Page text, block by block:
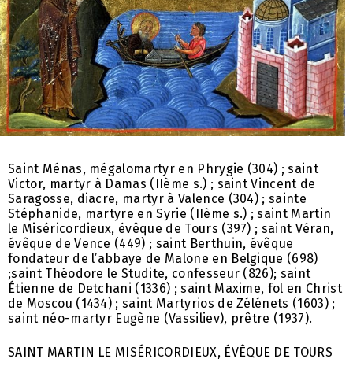
Saint Ménas, mégalomartyr en Phrygie (304) ; saint
Victor, martyr à Damas (IIème s.) ; saint Vincent de
Saragosse, diacre, martyr à Valence (304) ; sainte
Stéphanide, martyre en Syrie (IIème s.) ; saint Martin
le Miséricordieux, évêque de Tours (397) ; saint Véran,
évêque de Vence (449) ; saint Berthuin, évêque
fondateur de l’abbaye de Malone en Belgique (698)
;saint Théodore le Studite, confesseur (826); saint
Étienne de Detchani (1336) ; saint Maxime, fol en Christ
de Moscou (1434) ; saint Martyrios de Zélénets (1603) ;
saint néo-martyr Eugène (Vassiliev), prêtre (1937).
SAINT MARTIN LE MISÉRICORDIEUX, ÉVÊQUE DE TOURS